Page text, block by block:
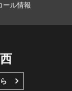
ール情報